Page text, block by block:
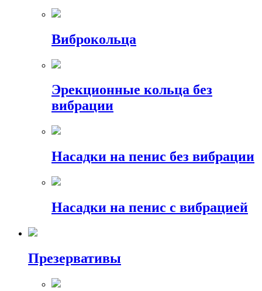
Виброкольца
Эрекционные кольца без
вибрации
Насадки на пенис без вибрации
Насадки на пенис с вибрацией
Презервативы